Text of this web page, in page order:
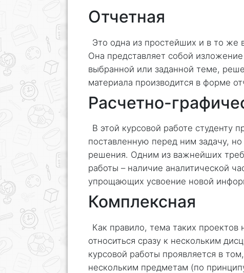
Отчетная
Это одна из простейших и в то же
Она представляет собой
выбранной или заданной теме,
материала производится в форме
Расчетно-
В этой курсовой работе студенту
поставленную перед ним задачу,
решения. Одним из важнейших
работы – наличие аналитической
упрощающих усвоение новой
Комплексная
Как правило, тема таких
относиться сразу к нескольким
курсовой работы проявляется в
нескольким предметам (по